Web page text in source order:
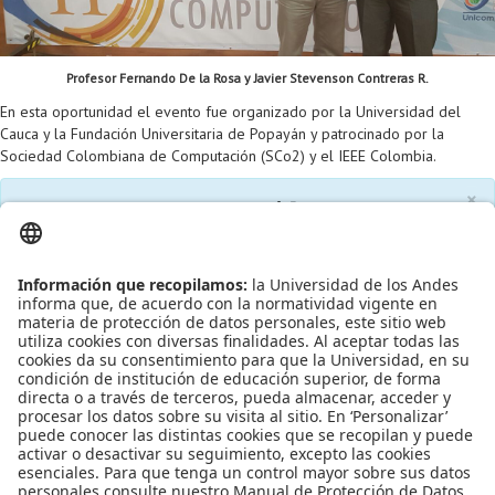
Profesor Fernando De la Rosa y Javier Stevenson Contreras R.
En esta oportunidad el evento fue organizado por la Universidad del
Cauca y la Fundación Universitaria de Popayán y patrocinado por la
Sociedad Colombiana de Computación (SCo2) y el IEEE Colombia.
×
Leído6247Tiempo Última modificación Jueves, 20 Octubre 2016 17:33
Publicado en
Noticias
Etiquetado bajo
orgullo uniandino
reconocimiento estudiantes
reconocimiento profesores
investigacion MISIS
Maestría en
Ingeniería de Sistemas y Computación
IMAGINE
Proyecto de grado
Reingreso
Reintegro
Retiro voluntario
Grado